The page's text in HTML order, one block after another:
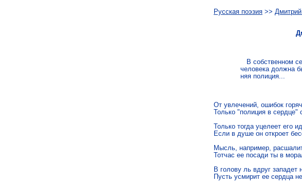
Русская поэзия >>
В собственном
человека должна
             няя полиция...
От увлечений, ошибок
Только "полиция в сердце"
Только тогда уцелеет его
Если в душе он откроет
Мысль, например,
Тотчас ее посади ты в
В голову ль вдруг западет
Пусть усмирит ее сердца